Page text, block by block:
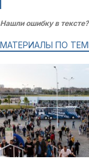
Нашли ошибку в тексте?
МАТЕРИАЛЫ ПО